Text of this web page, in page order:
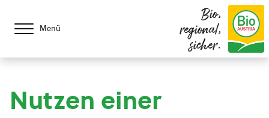
Menü
Bio,
regional,
sicher.
Nutzen einer